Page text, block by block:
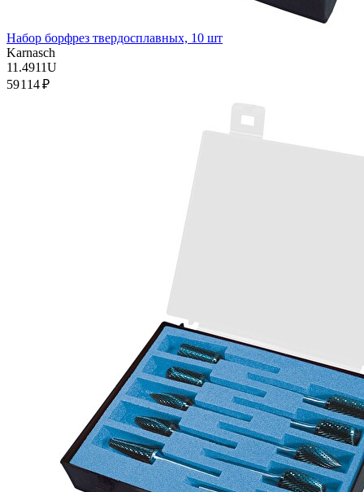
Набор борфрез твердосплавных, 10 шт
Karnasch
11.4911U
59 114 ₽